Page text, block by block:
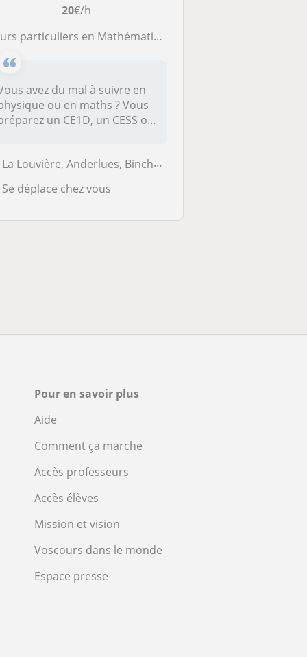
20€/h
particuliers en Mathématiques et en Physique
avez du mal à suivre en
ou en maths ? Vous
un CE1D, un CESS o...
La Louvière, Anderlues, Binche, Chapelle-lez-Herlaimont, Le Roeulx, Ma...
Se déplace chez vous
Pour en savoir plus
Aide
Comment ça marche
Accès professeurs
Accès élèves
Mission et vision
Voscours dans le monde
Espace presse